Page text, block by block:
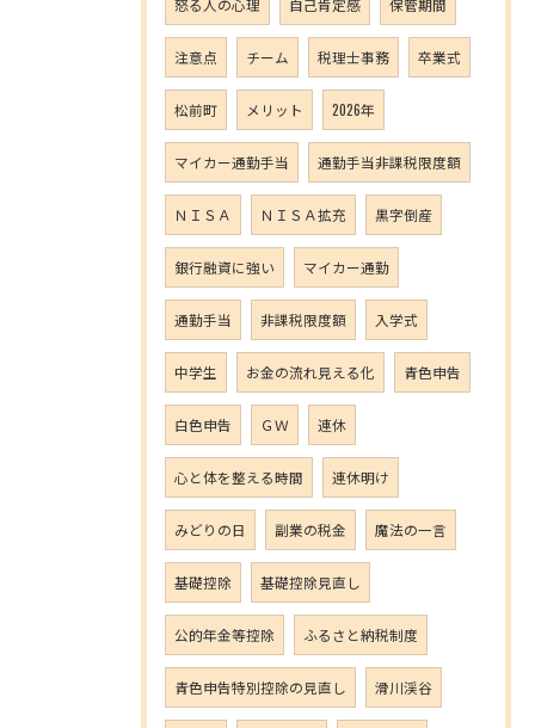
怒る人の心理 自己肯定感 保管期間
注意点 チーム 税理士事務 卒業式
松前町 メリット 2026年
マイカー通勤手当 通勤手当非課税限度額
ＮＩＳＡ ＮＩＳＡ拡充 黒字倒産
銀行融資に強い マイカー通勤
通勤手当 非課税限度額 入学式
中学生 お金の流れ見える化 青色申告
白色申告 ＧＷ 連休
心と体を整える時間 連休明け
みどりの日 副業の税金 魔法の一言
基礎控除 基礎控除見直し
公的年金等控除 ふるさと納税制度
青色申告特別控除の見直し 滑川渓谷